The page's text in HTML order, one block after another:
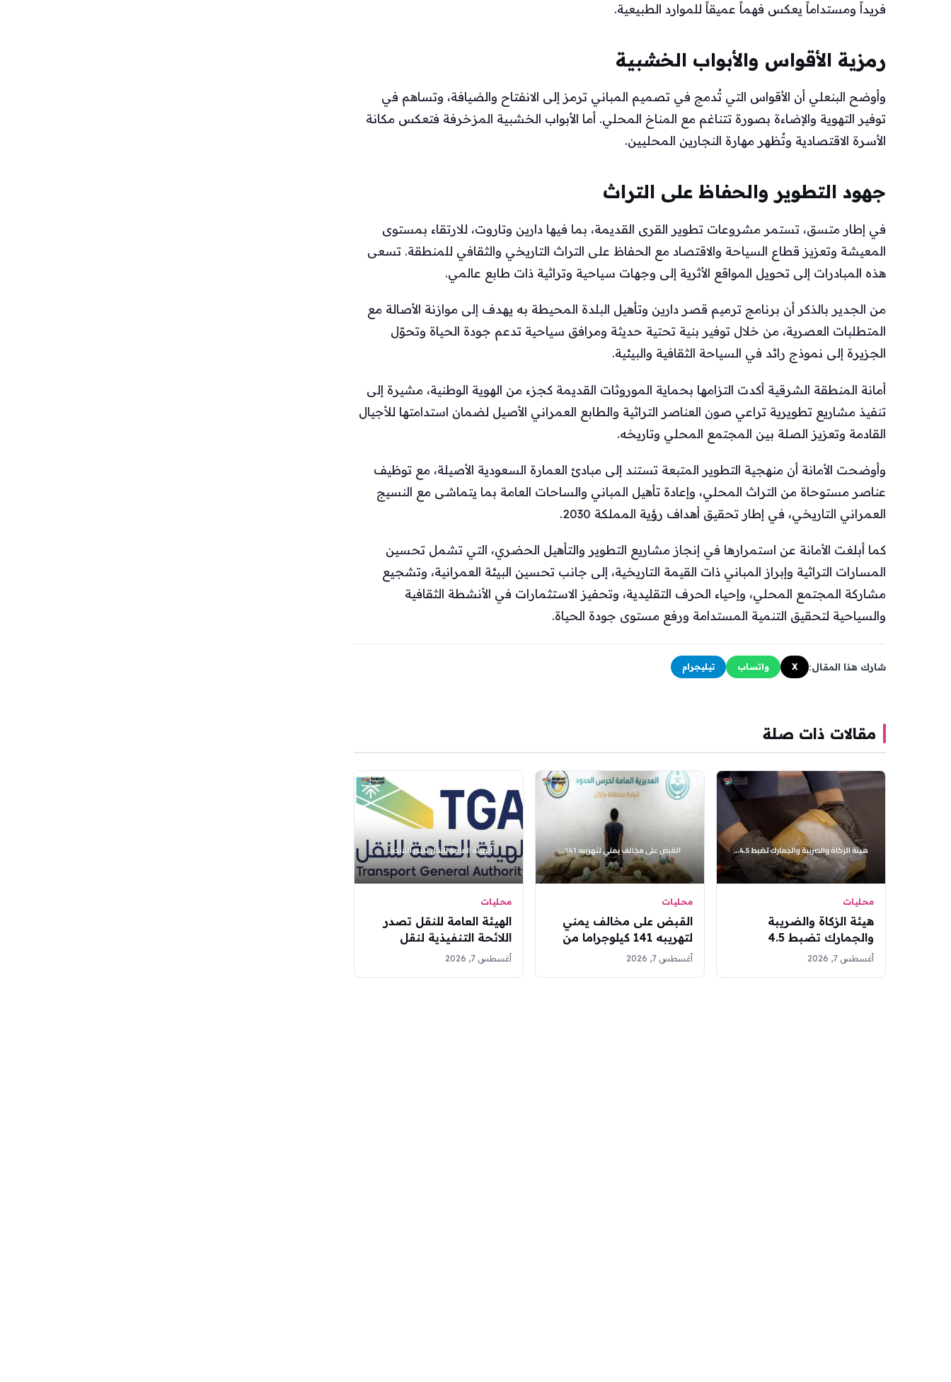
فريداً ومستداماً يعكس فهماً عميقاً للموارد الطبيعية.
رمزية الأقواس والأبواب الخشبية
وأوضح البنعلي أن الأقواس التي تُدمج في تصميم المباني ترمز إلى الانفتاح والضيافة، وتساهم في
توفير التهوية والإضاءة بصورة تتناغم مع المناخ المحلي. أما الأبواب الخشبية المزخرفة فتعكس مكانة
الأسرة الاقتصادية وتُظهر مهارة النجارين المحليين.
جهود التطوير والحفاظ على التراث
في إطار متسق، تستمر مشروعات تطوير القرى القديمة، بما فيها دارين وتاروت، للارتقاء بمستوى
المعيشة وتعزيز قطاع السياحة والاقتصاد مع الحفاظ على التراث التاريخي والثقافي للمنطقة. تسعى
هذه المبادرات إلى تحويل المواقع الأثرية إلى وجهات سياحية وتراثية ذات طابع عالمي.
من الجدير بالذكر أن برنامج ترميم قصر دارين وتأهيل البلدة المحيطة به يهدف إلى موازنة الأصالة مع
المتطلبات العصرية، من خلال توفير بنية تحتية حديثة ومرافق سياحية تدعم جودة الحياة وتحوّل
الجزيرة إلى نموذج رائد في السياحة الثقافية والبيئية.
أمانة المنطقة الشرقية أكدت التزامها بحماية الموروثات القديمة كجزء من الهوية الوطنية، مشيرة إلى
تنفيذ مشاريع تطويرية تراعي صون العناصر التراثية والطابع العمراني الأصيل لضمان استدامتها للأجيال
القادمة وتعزيز الصلة بين المجتمع المحلي وتاريخه.
وأوضحت الأمانة أن منهجية التطوير المتبعة تستند إلى مبادئ العمارة السعودية الأصيلة، مع توظيف
عناصر مستوحاة من التراث المحلي، وإعادة تأهيل المباني والساحات العامة بما يتماشى مع النسيج
العمراني التاريخي، في إطار تحقيق أهداف رؤية المملكة 2030.
كما أبلغت الأمانة عن استمرارها في إنجاز مشاريع التطوير والتأهيل الحضري، التي تشمل تحسين
المسارات التراثية وإبراز المباني ذات القيمة التاريخية، إلى جانب تحسين البيئة العمرانية، وتشجيع
مشاركة المجتمع المحلي، وإحياء الحرف التقليدية، وتحفيز الاستثمارات في الأنشطة الثقافية
والسياحية لتحقيق التنمية المستدامة ورفع مستوى جودة الحياة.
شارك هذا المقال: X واتساب تيليجرام
مقالات ذات صلة
محليات
هيئة الزكاة والضريبة
والجمارك تضبط 4.5
كيلوغرام من الشبو في منفذ
أغسطس 7, 2026
محليات
القبض على مخالف يمني
لتهريبه 141 كيلوجراما من
القات في جازان
أغسطس 7, 2026
محليات
الهيئة العامة للنقل تصدر
اللائحة التنفيذية لنقل
البضائع بالدراجة الآلية تجارياً
أغسطس 7, 2026